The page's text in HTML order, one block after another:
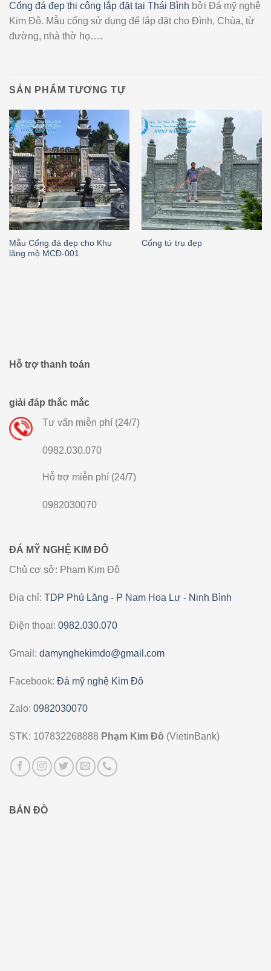
Cổng đá đẹp thi công lắp đặt tại Thái Bình bởi Đá mỹ nghệ
Kim Đô. Mẫu cổng sử dụng để lắp đặt cho Đình, Chùa, từ
đường, nhà thờ họ….
SẢN PHẨM TƯƠNG TỰ
Mẫu Cổng đá đẹp cho Khu
lăng mộ MCĐ-001
Cổng tứ trụ đẹp
Hỗ trợ thanh toán
giải đáp thắc mắc
Tư vấn miễn phí (24/7)
0982.030.070
Hỗ trợ miễn phí (24/7)
0982030070
ĐÁ MỸ NGHỆ KIM ĐÔ
Chủ cơ sở: Phạm Kim Đô
Địa chỉ: TDP Phú Lăng - P Nam Hoa Lư - Ninh Bình
Điện thoại: 0982.030.070
Gmail: damynghekimdo@gmail.com
Facebook: Đá mỹ nghệ Kim Đô
Zalo: 0982030070
STK: 107832268888 Phạm Kim Đô (VietinBank)
BẢN ĐỒ